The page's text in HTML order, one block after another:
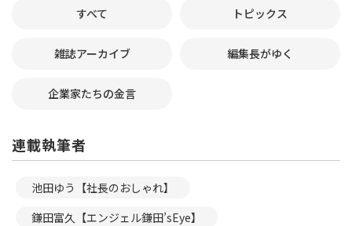
すべて トピックス
雑誌アーカイブ 編集長がゆく
企業家たちの金言
連載執筆者
池田ゆう【社長のおしゃれ】
鎌田富久【エンジェル鎌田’sEye】